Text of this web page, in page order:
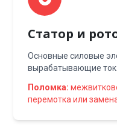
Статор и
Основные силовые
вырабатывающие ток.
Поломка:
перемотка или